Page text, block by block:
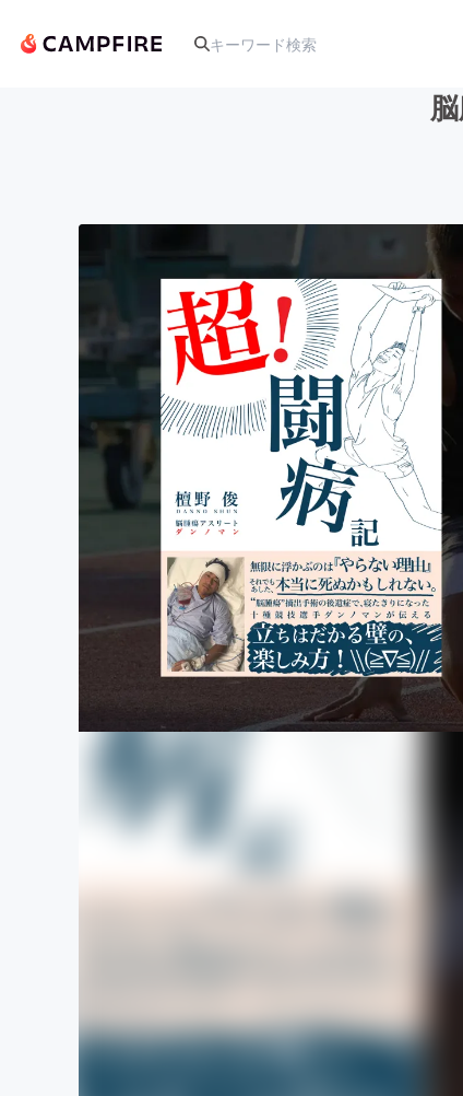
アート・写真
テクノロジー・ガジェット
映像・映画
ビジネス・起業
まちづくり・地域活性化